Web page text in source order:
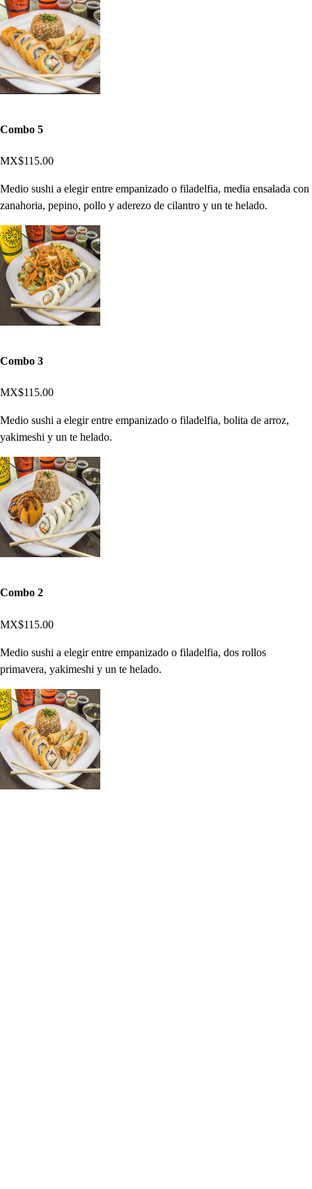
Combo 5
MX$115.00
Medio sushi a elegir entre empanizado o filadelfia, media ensalada con
zanahoria, pepino, pollo y aderezo de cilantro y un te helado.
Combo 3
MX$115.00
Medio sushi a elegir entre empanizado o filadelfia, bolita de arroz,
yakimeshi y un te helado.
Combo 2
MX$115.00
Medio sushi a elegir entre empanizado o filadelfia, dos rollos
primavera, yakimeshi y un te helado.